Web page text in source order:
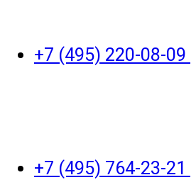
+7 (495) 220-08-09
+7 (495) 764-23-21